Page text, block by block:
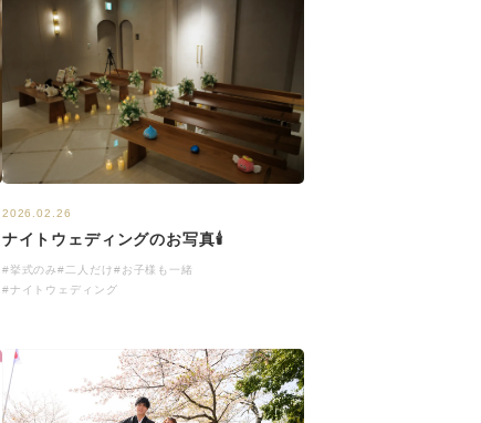
2026.02.26
ナイトウェディングのお写真🕯
#挙式のみ#二人だけ#お子様も一緒
#ナイトウェディング